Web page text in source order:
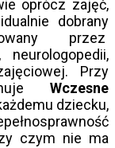
oprócz zajęć,
dobrany
przez
Przy
Wczesne
dziecku,
czym nie ma